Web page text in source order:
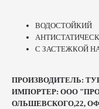
ВОДОСТОЙКИЙ
С ЗАСТЕЖКОЙ
ПРОИЗВОДИТЕЛЬ:
ИМПОРТЕР: ООО
ОЛЬШЕВСКОГО,22,